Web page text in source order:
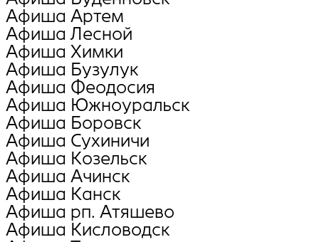
Афиша Артем
Афиша Лесной
Афиша Химки
Афиша Бузулук
Афиша Феодосия
Афиша Южноуральск
Афиша Боровск
Афиша Сухиничи
Афиша Козельск
Афиша Ачинск
Афиша Канск
Афиша рп. Атяшево
Афиша Кисловодск